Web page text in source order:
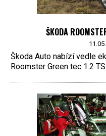
ŠKODA
Škoda Auto nabízí vedle
Roomster Green tec 1.2